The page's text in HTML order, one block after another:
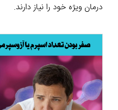
درمان ویژه خود را نیاز دارند.